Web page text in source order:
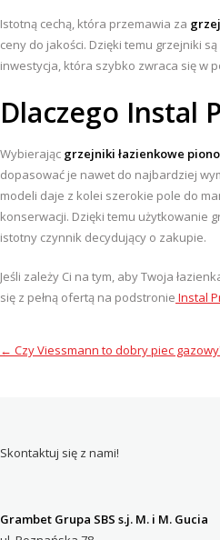
Istotną cechą, która przemawia za
ceny do jakości. Dzięki temu grzejniki
inwestycja, która szybko zwraca się w
Dlaczego Instal
Wybierając grzejniki łazienkowe
dopasować je nawet do najbardziej
modeli daje z kolei szerokie pole do
konserwacji. Dzięki temu użytkowanie
istotny czynnik decydujący o zakupie.
Jeśli zależy Ci na tym, aby Twoja
się z pełną ofertą na podstronie Instal
← Czy Viessmann to dobry piec
Skontaktuj się z nami!
Grambet Grupa SBS s.j. M. i M. Gucia